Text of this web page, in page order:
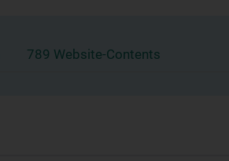
789 Website-Contents